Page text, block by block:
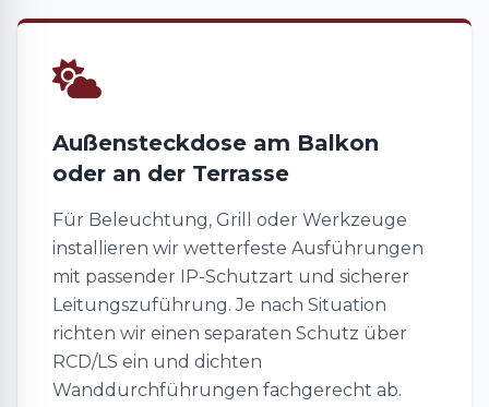
Außensteckdose am Balkon
oder an der Terrasse
Für Beleuchtung, Grill oder Werkzeuge
installieren wir wetterfeste Ausführungen
mit passender IP-Schutzart und sicherer
Leitungszuführung. Je nach Situation
richten wir einen separaten Schutz über
RCD/LS ein und dichten
Wanddurchführungen fachgerecht ab.